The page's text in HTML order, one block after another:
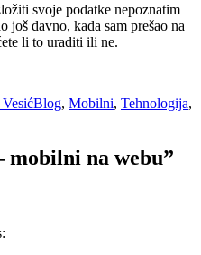
svoje podatke nepoznatim
još davno, kada sam prešao na
li to uraditi ili ne.
Categories
Blog, Mobilni, Tehnologija,
mobilni na webu”